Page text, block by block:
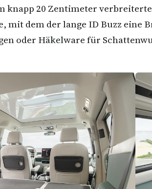
knapp 20 Zentimeter
mit dem der lange ID Buzz
oder Häkelware für